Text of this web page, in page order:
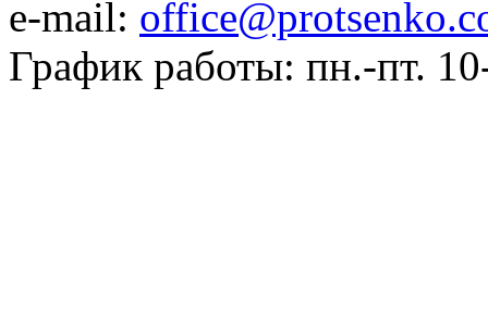
e-mail:
График работы: пн.-пт.